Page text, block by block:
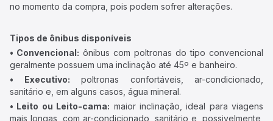
no momento da compra, pois podem sofrer alterações.
Tipos de ônibus disponíveis
• Convencional: ônibus com poltronas do tipo convencional
geralmente possuem uma inclinação até 45º e banheiro.
• Executivo: poltronas confortáveis, ar-condicionado,
sanitário e, em alguns casos, água mineral.
• Leito ou Leito-cama: maior inclinação, ideal para viagens
mais longas, com ar-condicionado, sanitário e, possivelmente,